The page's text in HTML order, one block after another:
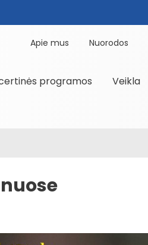
Apie mus Nuorodos
programos Veikla